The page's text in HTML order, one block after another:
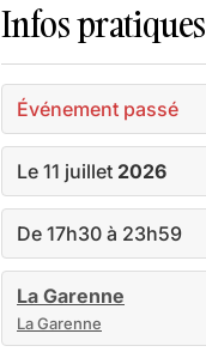
Infos pratiques
Événement passé
Le 11 juillet 2026
De 17h30 à 23h59
La Garenne
La Garenne